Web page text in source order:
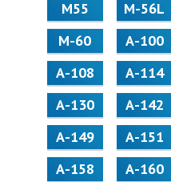
М55
M-56L
M-60
А-100
А-108
А-114
А-130
А-142
А-149
А-151
А-158
А-160